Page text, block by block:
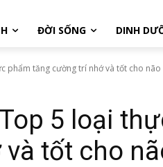
ĐỜI SỐNG DINH
phẩm tăng cường trí nhớ và tốt cho
5 loại
tốt cho